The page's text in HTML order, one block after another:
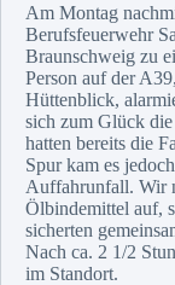
Am Montag
Berufsfeuerwehr
Braunschweig zu
Person auf der
Hüttenblick,
sich zum Glück
hatten bereits die
Spur kam es
Auffahrunfall. Wir
Ölbindemittel auf,
sicherten
Nach ca. 2 1/2
im Standort.